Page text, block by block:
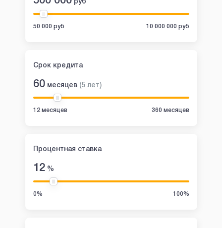
руб
50 000 руб 10 000 000 руб
Срок кредита
60 месяцев (5 лет)
12 месяцев 360 месяцев
Процентная ставка
12%
0% 100%